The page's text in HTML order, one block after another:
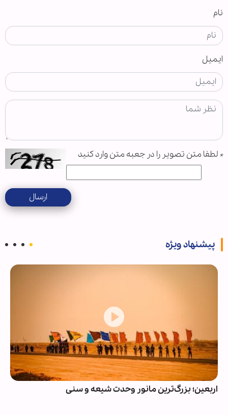
نام
ایمیل
* لطفا متن تصویر را در جعبه متن وارد کنید
ارسال
پیشنهاد ویژه
اربعین؛ بزرگ‌ترین مانور وحدت شیعه و سنی